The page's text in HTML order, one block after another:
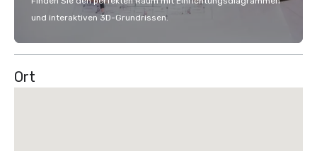
und interaktiven 3D-Grundrissen.
Ort